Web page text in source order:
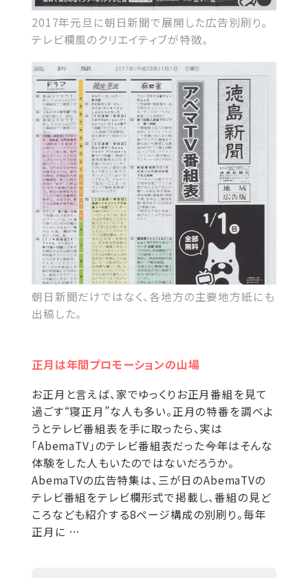
2017年元旦に朝日新聞で展開した広告別刷り。
テレビ欄風のクリエイティブが特徴。
朝日新聞だけではなく、各地方の主要地方紙にも
出稿した。
正月は年間プロモーションの山場
お正月と言えば、家でゆっくりお正月番組を見て
過ごす“寝正月”な人も多い。正月の特番を調べよ
うとテレビ番組表を手に取ったら、実は
「AbemaTV」のテレビ番組表だった――今年はそんな
体験をした人もいたのではないだろうか。
AbemaTVの広告特集は、三が日のAbemaTVの
テレビ番組をテレビ欄形式で掲載し、番組の見ど
ころなども紹介する8ページ構成の別刷り。毎年
正月に …